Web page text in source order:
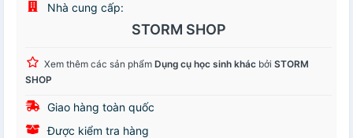
Nhà cung cấp:
STORM SHOP
Xem thêm các sản phẩm Dụng cụ học sinh khác bởi STORM
SHOP
Giao hàng toàn quốc
Được kiểm tra hàng